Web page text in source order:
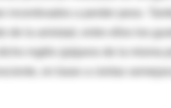
incentivados a perder peso.
de la amistad, entre ellos los
inglés (pájaros de la misma
en base a ciertas